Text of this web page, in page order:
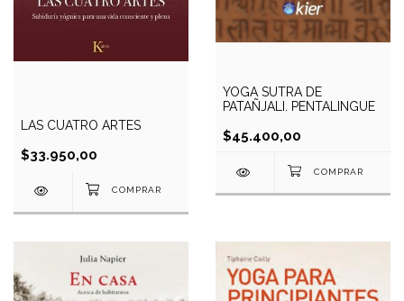
LAS CUATRO ARTES
$33.950,00
YOGA SUTRA DE
PATAÑJALI. PENTALINGUE
$45.400,00